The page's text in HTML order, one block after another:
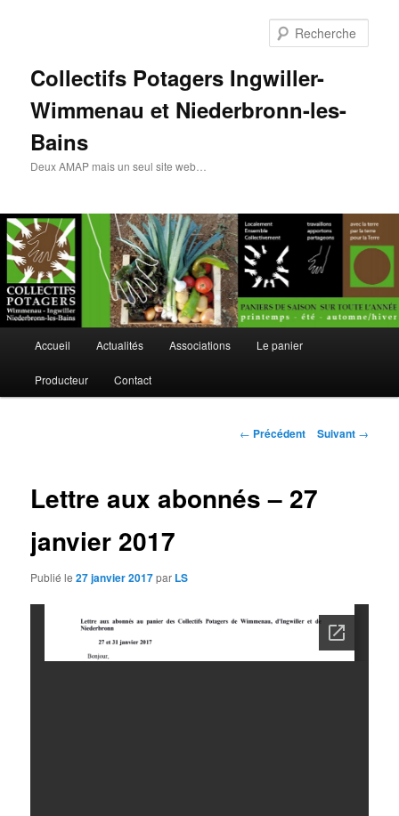
Collectifs Potagers Ingwiller-
Wimmenau et Niederbronn-les-
Bains
Deux AMAP mais un seul site web…
Aller
au
Accueil Actualités Associations Le panier
Producteur Contact
Navigation
← Précédent Suivant →
Lettre aux abonnés – 27
janvier 2017
Publié le27 janvier 2017par LS